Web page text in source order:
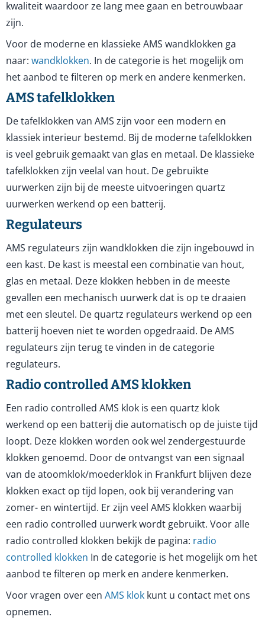
kwaliteit waardoor ze lang mee gaan en betrouwbaar
zijn.
Voor de moderne en klassieke AMS wandklokken ga
naar: wandklokken. In de categorie is het mogelijk om
het aanbod te filteren op merk en andere kenmerken.
AMS tafelklokken
De tafelklokken van AMS zijn voor een modern en
klassiek interieur bestemd. Bij de moderne tafelklokken
is veel gebruik gemaakt van glas en metaal. De klassieke
tafelklokken zijn veelal van hout. De gebruikte
uurwerken zijn bij de meeste uitvoeringen quartz
uurwerken werkend op een batterij.
Regulateurs
AMS regulateurs zijn wandklokken die zijn ingebouwd in
een kast. De kast is meestal een combinatie van hout,
glas en metaal. Deze klokken hebben in de meeste
gevallen een mechanisch uurwerk dat is op te draaien
met een sleutel. De quartz regulateurs werkend op een
batterij hoeven niet te worden opgedraaid. De AMS
regulateurs zijn terug te vinden in de categorie
regulateurs.
Radio controlled AMS klokken
Een radio controlled AMS klok is een quartz klok
werkend op een batterij die automatisch op de juiste tijd
loopt. Deze klokken worden ook wel zendergestuurde
klokken genoemd. Door de ontvangst van een signaal
van de atoomklok/moederklok in Frankfurt blijven deze
klokken exact op tijd lopen, ook bij verandering van
zomer- en wintertijd. Er zijn veel AMS klokken waarbij
een radio controlled uurwerk wordt gebruikt. Voor alle
radio controlled klokken bekijk de pagina: radio
controlled klokken In de categorie is het mogelijk om het
aanbod te filteren op merk en andere kenmerken.
Voor vragen over een AMS klok kunt u contact met ons
opnemen.